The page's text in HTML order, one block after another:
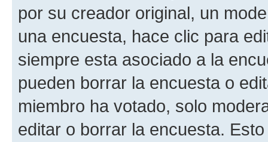
por su creador original, un
una encuesta, hace clic para
siempre esta asociado a la
pueden borrar la encuesta o
miembro ha votado, solo
editar o borrar la encuesta.